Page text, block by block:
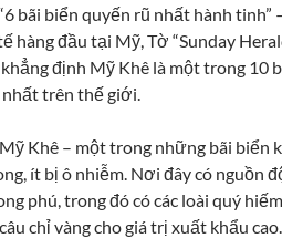
bãi biển quyến rũ nhất hành tinh”
hàng đầu tại Mỹ, Tờ “Sunday
định Mỹ Khê là một trong 10
trên thế giới.
Khê – một trong những bãi biển
ít bị ô nhiễm. Nơi đây có nguồn
phú, trong đó có các loài quý
chỉ vàng cho giá trị xuất khẩu cao.